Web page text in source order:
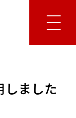
しました